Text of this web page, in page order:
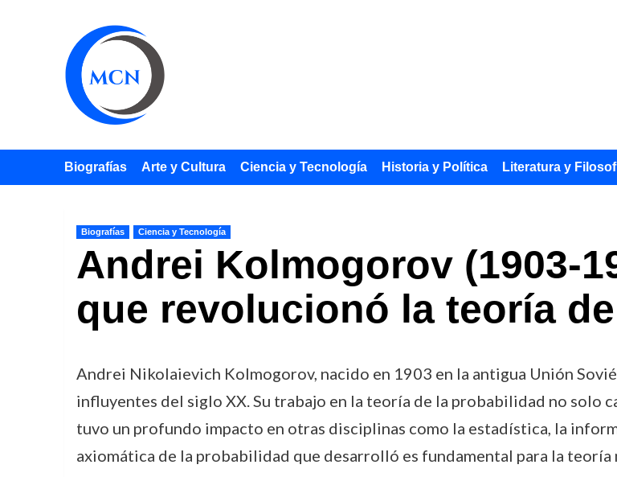
Biografías Arte y Cultura Ciencia y Tecnología Historia y Política Literatura y
Biografías Ciencia y Tecnología
Andrei Kolmogorov (1903-
que revolucionó la teoría
Andrei Nikolaievich Kolmogorov, nacido en 1903 en la antigua Unión
influyentes del siglo XX. Su trabajo en la teoría de la probabilidad no solo
tuvo un profundo impacto en otras disciplinas como la estadística, la
axiomática de la probabilidad que desarrolló es fundamental para la